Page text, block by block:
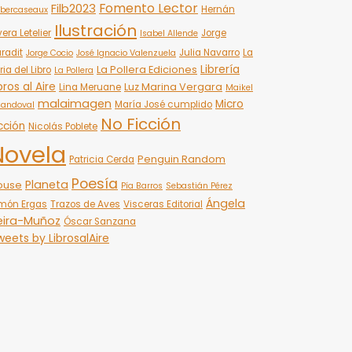
Filb2023 Fomento Lector Hernán
Letelier Ilustración Isabel Allende Jorge
Jorge Cocio José Ignacio Valenzuela Julia Navarro La
del Libro La Pollera La Pollera Ediciones Librería
al Aire Lina Meruane Luz Marina Vergara Maikel
malaimagen María José cumplido Micro
Nicolás Poblete No Ficción
Patricia Cerda Penguin Random
Planeta Poesía Pía Barros Sebastián Pérez
Ergas Trazos de Aves Visceras Editorial Ángela
Muñoz Óscar Sanzana
by LibrosalAire